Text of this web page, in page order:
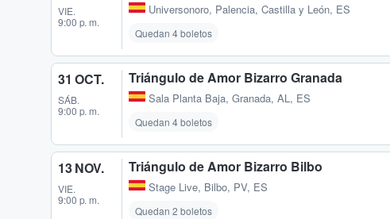
VIE.
9:00 p. m.
Universonoro, Palencia, Castilla y León, ES
Quedan 4 boletos
31 OCT.
SÁB.
9:00 p. m.
Triángulo de Amor Bizarro Granada
Sala Planta Baja, Granada, AL, ES
Quedan 4 boletos
13 NOV.
VIE.
9:00 p. m.
Triángulo de Amor Bizarro Bilbo
Stage Live, Bilbo, PV, ES
Quedan 2 boletos